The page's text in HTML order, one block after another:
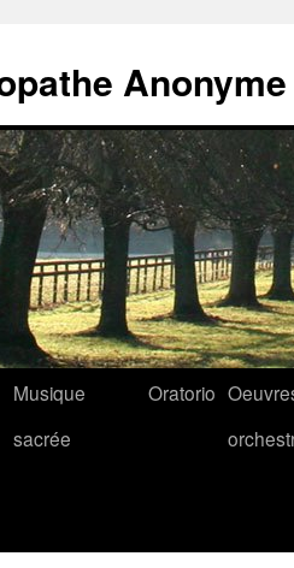
Anonyme
Musique
sacrée
Oratorio